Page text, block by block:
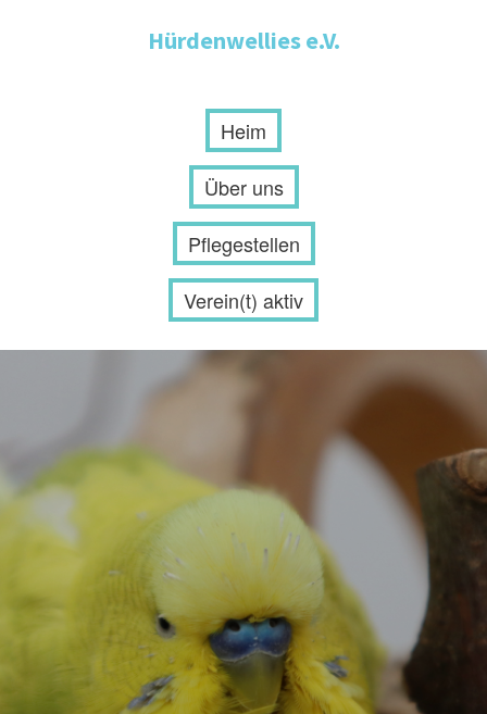
Hürdenwellies e.V.
Heim
Über uns
Pflegestellen
Verein(t) aktiv